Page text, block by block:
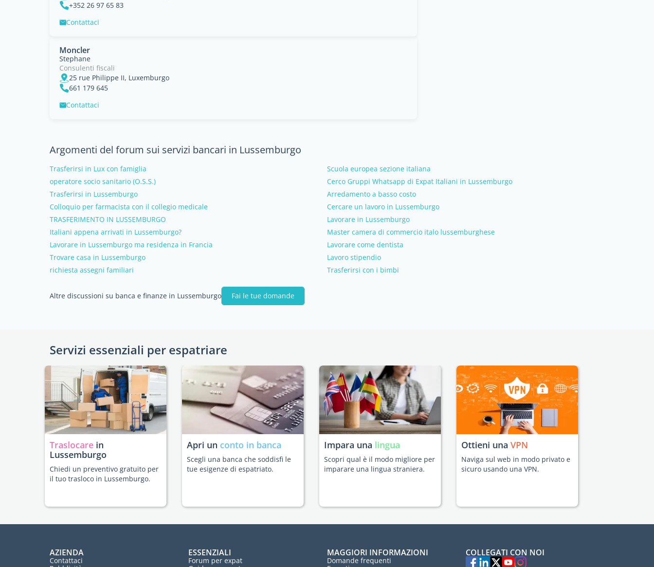
+352 26 97 65 83
Contattaci
Moncler
Stephane
Consulenti fiscali
25 rue Philippe II, Luxemburgo
661 179 645
Contattaci
Argomenti del forum sui servizi bancari in Lussemburgo
Trasferirsi in Lux con famiglia
Scuola europea sezione italiana
operatore socio sanitario (O.S.S.)
Cerco Gruppi Whatsapp di Expat Italiani in Lussemburgo
Trasferirsi in Lussemburgo
Arredamento a basso costo
Colloquio per farmacista con il collegio medicale
Cercare un lavoro in Lussemburgo
TRASFERIMENTO IN LUSSEMBURGO
Lavorare in Lussemburgo
Italiani appena arrivati in Lussemburgo?
Master camera di commercio italo lussemburghese
Lavorare in Lussemburgo ma residenza in Francia
Lavorare come dentista
Trovare casa in Lussemburgo
Lavoro stipendio
richiesta assegni familiari
Trasferirsi con i bimbi
Altre discussioni su banca e finanze in Lussemburgo Fai le tue domande
Servizi essenziali per espatriare
Traslocare in
Lussemburgo
Chiedi un preventivo gratuito per
il tuo trasloco in Lussemburgo.
Apri un conto in banca
Scegli una banca che soddisfi le
tue esigenze di espatriato.
Impara una lingua
Scopri qual è il modo migliore per
imparare una lingua straniera.
Ottieni una VPN
Naviga sul web in modo privato e
sicuro usando una VPN.
AZIENDA
Contattaci
ESSENZIALI
Forum per expat
MAGGIORI INFORMAZIONI
Domande frequenti
COLLEGATI CON NOI